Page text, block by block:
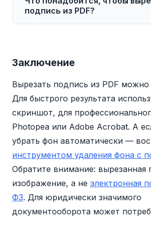
сервисах выбирайте
В Photopea при открытии PDF
личного использования
законно. Однако
преследуется по закону.
подпись из PDF?
На весь процесс уходит 5-10
Заключение
Вырезать подпись из PDF можно
Для быстрого результата
скриншот, для
Photopea или Adobe Acrobat. А
убрать фон автоматически —
инструментом удаления фона с
Обратите внимание:
изображение, а не электронная
ФЗ. Для юридически значимого
документооборота может